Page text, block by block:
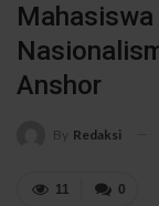
Mahasiswa
Anshor
By Redaksi
0
11